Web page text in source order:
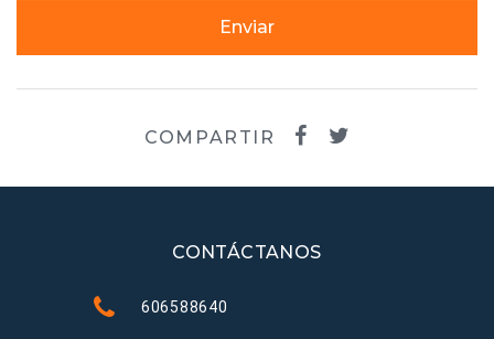
Enviar
COMPARTIR
CONTÁCTANOS
606588640